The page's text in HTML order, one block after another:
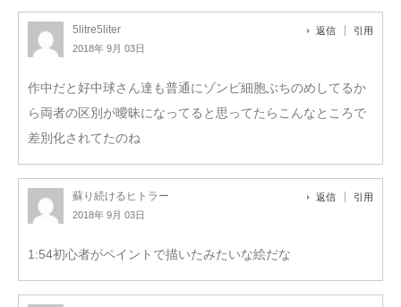
5litre5liter
2018年 9月 03日
返信 引用
作中だと好中球さん達も普通にゾンビ細胞ぶちのめしてるか
ら両者の区別が曖昧になってると思ってたらこんなところで
差別化されてたのね
蘇り続けるヒトラー
2018年 9月 03日
返信 引用
1:54初心者がペイントで描いたみたいな絵だな